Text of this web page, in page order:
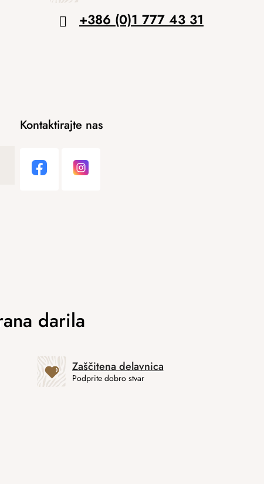
+386 (0)1 777 43 31
Kontaktirajte nas
Zaščitena delavnica
Podprite dobro stvar